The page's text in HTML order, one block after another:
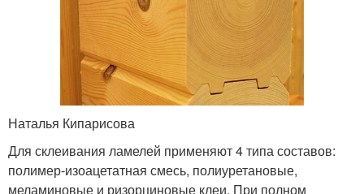
Наталья Кипарисова
Для склеивания ламелей применяют 4 типа составов:
полимер-изоацетатная смесь, полиуретановые,
меламиновые и ризорциновые клеи. При полном